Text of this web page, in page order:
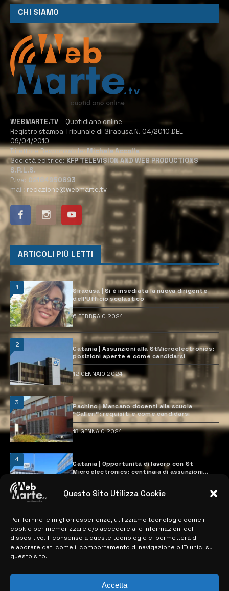
Questo Sito Utilizza Cookie
Per fornire le migliori esperienze, utilizziamo tecnologie come i
cookie per memorizzare e/o accedere alle informazioni del
dispositivo. Il consenso a queste tecnologie ci permetterà di
elaborare dati come il comportamento di navigazione o ID unici su
questo sito.
Accetta
CHI SIAMO
WEBMARTE.TV – Quotidiano online
Registro stampa Tribunale di Siracusa N. 04/2010 DEL
09/04/2010
Direttore Responsabile:Michele Accolla
Società editrice:KFP TELEVISION AND WEB PRODUCTIONS
S.R.L.S.
P.Iva: 02184950893
mail: redazione@webmarte.tv
ARTICOLI PIÙ LETTI
1
Siracusa | Si è insediata la nuova dirigente
dell’Ufficio scolastico
6 FEBBRAIO 2024
2
Catania | Assunzioni alla StMicroelectronics:
posizioni aperte e come candidarsi
12 GENNAIO 2024
3
Pachino | Mancano docenti alla scuola
“Calleri”: requisiti e come candidarsi
18 GENNAIO 2024
4
Catania | Opportunità di lavoro con St
Microelectronics: centinaia di assunzioni
28 MARZO 2024
MAPPA DEL SITO
> NOTIZIE
> EDIZIONI LOCALI